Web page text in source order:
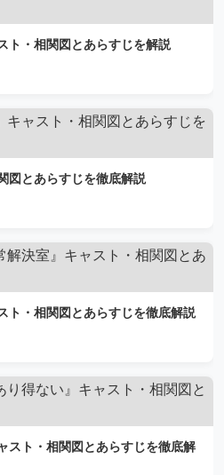
ト・相関図とあらすじを解説
図とあらすじを徹底解説
ト・相関図とあらすじを徹底解説
スト・相関図とあらすじを徹底解